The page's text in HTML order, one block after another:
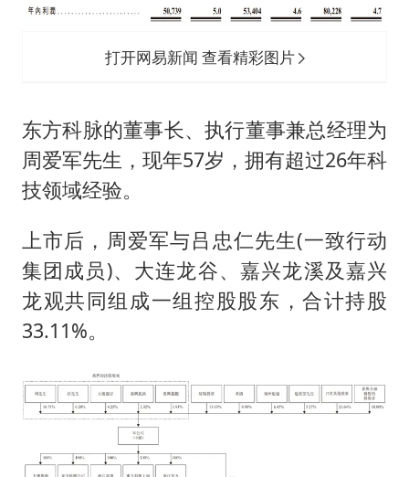
打开网易新闻 查看精彩图片
东方科脉的董事长、执行董事兼总经理为
周爱军先生，现年57岁，拥有超过26年科
技领域经验。
上市后，周爱军与吕忠仁先生(一致行动
集团成员)、大连龙谷、嘉兴龙溪及嘉兴
龙观共同组成一组控股股东，合计持股
33.11%。